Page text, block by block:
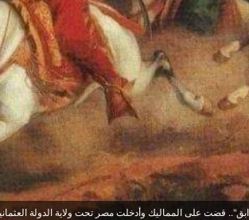
قضت على المماليك وأدخلت مصر تحت ولاية الدولة